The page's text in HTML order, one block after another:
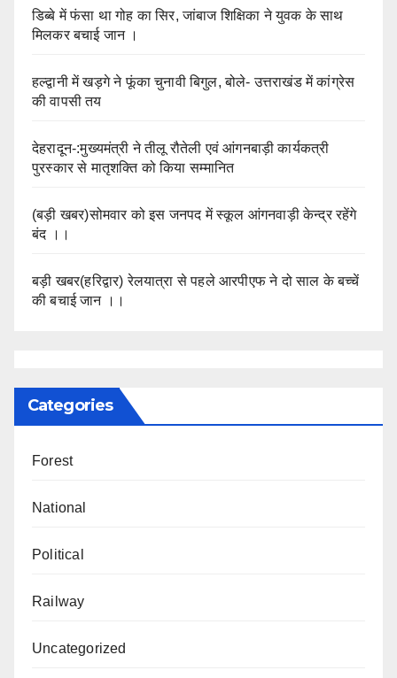
डिब्बे में फंसा था गोह का सिर, जांबाज शिक्षिका ने युवक के साथ
मिलकर बचाई जान ।
हल्द्वानी में खड़गे ने फूंका चुनावी बिगुल, बोले- उत्तराखंड में कांग्रेस
की वापसी तय
देहरादून-:मुख्यमंत्री ने तीलू रौतेली एवं आंगनबाड़ी कार्यकत्री
पुरस्कार से मातृशक्ति को किया सम्मानित
(बड़ी खबर)सोमवार को इस जनपद में स्कूल आंगनवाड़ी केन्द्र रहेंगे
बंद ।।
बड़ी खबर(हरिद्वार) रेलयात्रा से पहले आरपीएफ ने दो साल के बच्चें
की बचाई जान ।।
Categories
Forest
National
Political
Railway
Uncategorized